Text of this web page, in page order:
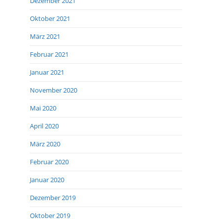
Oktober 2021
März 2021
Februar 2021
Januar 2021
November 2020
Mai 2020
April 2020
März 2020
Februar 2020
Januar 2020
Dezember 2019
Oktober 2019